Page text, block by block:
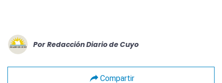
Por Redacción Diario de Cuyo
Compartir